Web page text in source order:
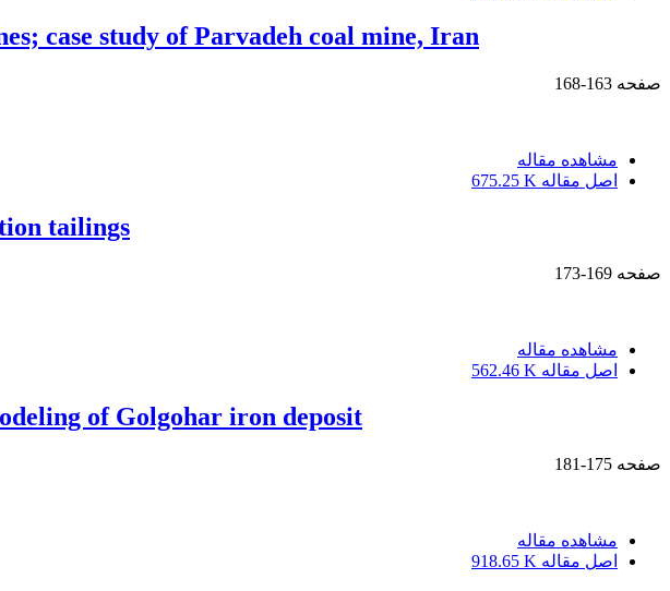
case study of Parvadeh coal mine, Iran
صفحه 163-168
مشاهده مقاله
اصل مقاله 675.25 K
tailings
صفحه 169-173
مشاهده مقاله
اصل مقاله 562.46 K
of Golgohar iron deposit
صفحه 175-181
مشاهده مقاله
اصل مقاله 918.65 K